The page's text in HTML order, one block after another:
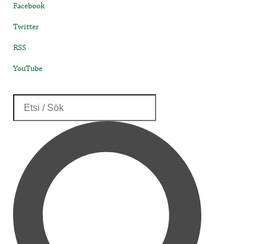
Facebook
Twitter
RSS
YouTube